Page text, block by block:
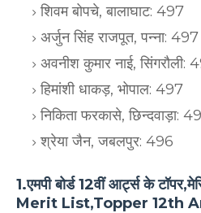
शिवम बोपचे, बालाघाट: 497
अर्जुन सिंह राजपूत, पन्ना: 497
अवनीश कुमार नाई, सिंगरौली:
हिमांशी धाकड़, भोपाल: 497
निकिता फरकासे, छिन्दवाड़ा:
श्रेया जैन, जबलपुर: 496
1.एमपी बोर्ड 12वीं आर्ट्स के
Merit List,Topper 12th